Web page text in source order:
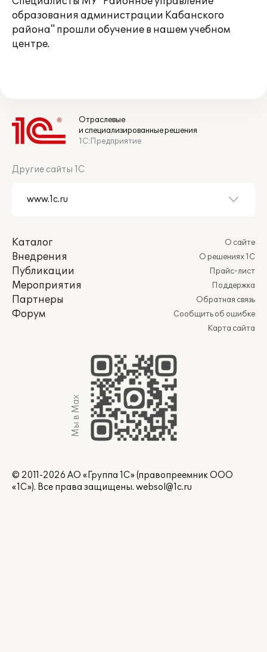
образования администрации Кабанского
района" прошли обучение в нашем учебном
центре.
Отраслевые
и специализированные решения
1С:Предприятие
Другие сайты 1С
Каталог
Внедрения
Публикации
Мероприятия
Партнеры
Форум
О сайте
О решениях 1С
Прайс-лист
Поддержка
Обратная связь
Сообщить об ошибке
Карта сайта
Мы в Max
© 2011-2026 АО «Группа 1С» (правопреемник ООО
«1С»). Все права защищены. websol@1c.ru